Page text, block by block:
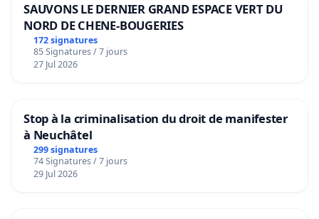
SAUVONS LE DERNIER GRAND ESPACE VERT DU
NORD DE CHENE-BOUGERIES
172 signatures
85 Signatures / 7 jours
27 Jul 2026
Stop à la criminalisation du droit de manifester
à Neuchâtel
299 signatures
74 Signatures / 7 jours
29 Jul 2026